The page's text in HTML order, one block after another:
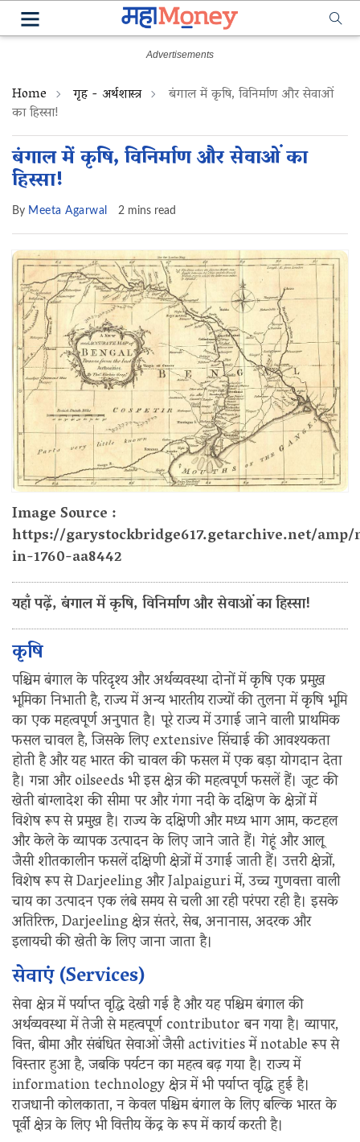
Home गृह - अर्थशास्त्र बंगाल में कृषि, विनिर्माण और सेवाओं
का हिस्सा!
बंगाल में कृषि, विनिर्माण और सेवाओं का
हिस्सा!
By Meeta Agarwal 2 mins read
Image Source :
https://garystockbridge617.getarchive.net/
in-1760-aa8442
यहाँ पढ़ें, बंगाल में कृषि, विनिर्माण और सेवाओं का हिस्सा!
कृषि
पश्चिम बंगाल के परिदृश्य और अर्थव्यवस्था दोनों में कृषि एक प्रमुख
भूमिका निभाती है, राज्य में अन्य भारतीय राज्यों की तुलना में कृषि भूमि
का एक महत्वपूर्ण अनुपात है। पूरे राज्य में उगाई जाने वाली प्राथमिक
फसल चावल है, जिसके लिए extensive सिंचाई की आवश्यकता
होती है और यह भारत की चावल की फसल में एक बड़ा योगदान देता
है। गन्ना और oilseeds भी इस क्षेत्र की महत्वपूर्ण फसलें हैं। जूट की
खेती बांग्लादेश की सीमा पर और गंगा नदी के दक्षिण के क्षेत्रों में
विशेष रूप से प्रमुख है। राज्य के दक्षिणी और मध्य भाग आम, कटहल
और केले के व्यापक उत्पादन के लिए जाने जाते हैं। गेहूं और आलू
जैसी शीतकालीन फसलें दक्षिणी क्षेत्रों में उगाई जाती हैं। उत्तरी क्षेत्रों,
विशेष रूप से Darjeeling और Jalpaiguri में, उच्च गुणवत्ता वाली
चाय का उत्पादन एक लंबे समय से चली आ रही परंपरा रही है। इसके
अतिरिक्त, Darjeeling क्षेत्र संतरे, सेब, अनानास, अदरक और
इलायची की खेती के लिए जाना जाता है।
सेवाएं (Services)
सेवा क्षेत्र में पर्याप्त वृद्धि देखी गई है और यह पश्चिम बंगाल की
अर्थव्यवस्था में तेजी से महत्वपूर्ण contributor बन गया है। व्यापार,
वित्त, बीमा और संबंधित सेवाओं जैसी activities में notable रूप से
विस्तार हुआ है, जबकि पर्यटन का महत्व बढ़ गया है। राज्य में
information technology क्षेत्र में भी पर्याप्त वृद्धि हुई है।
राजधानी कोलकाता, न केवल पश्चिम बंगाल के लिए बल्कि भारत के
पूर्वी क्षेत्र के लिए भी वित्तीय केंद्र के रूप में कार्य करती है।